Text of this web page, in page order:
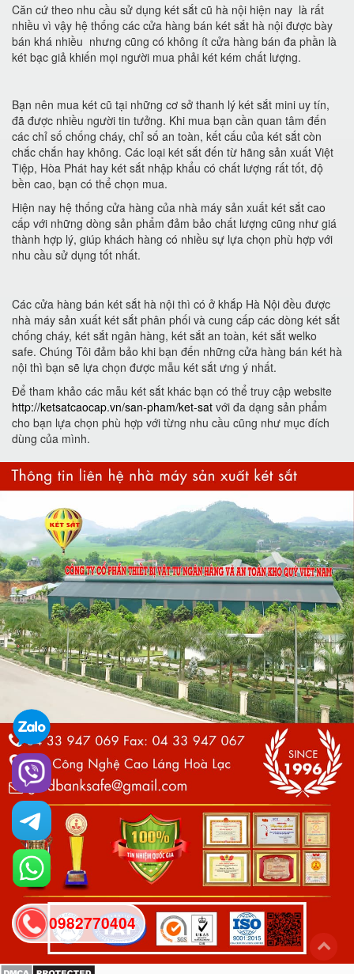
Căn cứ theo nhu cầu sử dụng két sắt cũ hà nội hiện nay là rất
nhiều vì vậy hệ thống các cửa hàng bán két sắt hà nội được bày
bán khá nhiều nhưng cũng có không ít cửa hàng bán đa phần là
két bạc giả khiến mọi người mua phải két kém chất lượng.
Bạn nên mua két cũ tại những cơ sở thanh lý két sắt mini uy tín,
đã được nhiều người tin tưởng. Khi mua bạn cần quan tâm đến
các chỉ số chống cháy, chỉ số an toàn, kết cấu của két sắt còn
chắc chắn hay không. Các loại két sắt đến từ hãng sản xuất Việt
Tiệp, Hòa Phát hay két sắt nhập khẩu có chất lượng rất tốt, độ
bền cao, bạn có thể chọn mua.
Hiện nay hệ thống cửa hàng của nhà máy sản xuất két sắt cao
cấp với những dòng sản phẩm đảm bảo chất lượng cũng như giá
thành hợp lý, giúp khách hàng có nhiều sự lựa chọn phù hợp với
nhu cầu sử dụng tốt nhất.
Các cửa hàng bán két sắt hà nội thì có ở khắp Hà Nội đều được
nhà máy sản xuất két sắt phân phối và cung cấp các dòng két sắt
chống cháy, két sắt ngân hàng, két sắt an toàn, két sắt welko
safe. Chúng Tôi đảm bảo khi bạn đến những cửa hàng bán két hà
nội thì bạn sẽ lựa chọn được mẫu két sắt ưng ý nhất.
Để tham khảo các mẫu két sắt khác bạn có thể truy cập website
http://ketsatcaocap.vn/san-pham/ket-sat với đa dạng sản phẩm
cho bạn lựa chọn phù hợp với từng nhu cầu cũng như mục đích
dùng của mình.
0982770404